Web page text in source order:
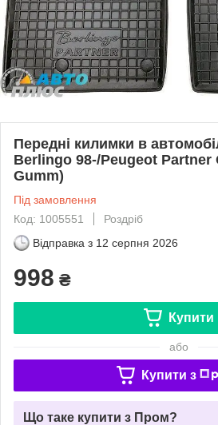
Передні килимки в
Berlingo 98-/Peugeot Partner
Gumm)
Під замовлення
Код: 1005551
Роздріб
Відправка з 12 серпня 2026
998 ₴
Купити
або
Купити з
Що таке купити з Пром?